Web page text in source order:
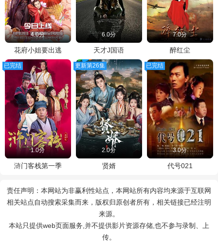
4.0分
花府小姐要出逃
6.0分
天才J国语
7.0分
醉红尘
已完结
1.0分
浒门客栈第一季
更新第26集
2.0分
贤婿
已完结
3.0分
代号021
责任声明：本网站为非赢利性站点，本网站所有内容均来源于互联网
相关站点自动搜索采集而来，版权归原创者所有，相关链接已经注明
来源。
本站只提供web页面服务,并不提供影片资源存储,也不参与录制、上
传。